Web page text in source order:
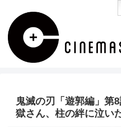
鬼滅の刃「遊郭編」第
獄さん、柱の絆に泣い